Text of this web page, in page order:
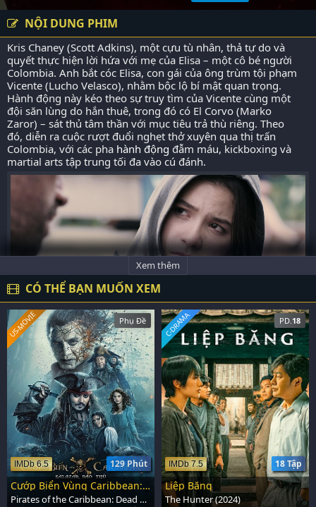
NỘI DUNG PHIM
Kris Chaney (Scott Adkins), một cựu tù nhân, thả tự do và
quyết thực hiện lời hứa với mẹ của Elisa – một cô bé người
Colombia. Anh bắt cóc Elisa, con gái của ông trùm tội phạm
Vicente (Lucho Velasco), nhằm bộc lộ bí mật quan trọng.
Hành động này kéo theo sự truy tìm của Vicente cùng một
đội săn lùng do hắn thuê, trong đó có El Corvo (Marko
Zaror) – sát thủ tâm thần với mục tiêu trả thù riêng. Theo
đó, diễn ra cuộc rượt đuổi nghẹt thở xuyên qua thị trấn
Colombia, với các pha hành động đẫm máu, kickboxing và
martial arts tập trung tối đa vào cú đánh.
Xem thêm
CÓ THỂ BẠN MUỐN XEM
Phụ Đề
129 Phút
IMDb 6.5
US-MOVIE
Cướp Biển Vùng Caribbean: Salazar Báo Thù
Pirates of the Caribbean: Dead Men Tell No Tales (2017)
PD. 18
18 Tập
IMDb 7.5
C-DRAMA
Liệp Băng
The Hunter (2024)